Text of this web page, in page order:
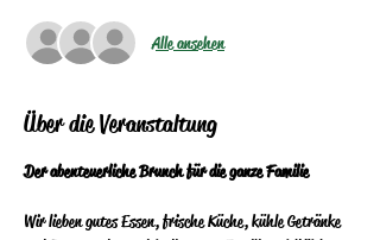
Alle ansehen
Über die Veranstaltung
Der abenteuerliche Brunch für die ganze Familie
Wir lieben gutes Essen, frische Küche, kühle Getränke